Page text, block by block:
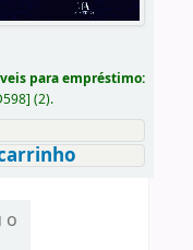
para empréstimo:
] (2).
o